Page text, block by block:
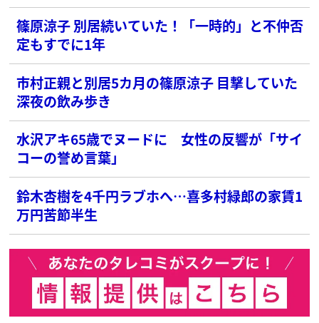
篠原涼子 別居続いていた！「一時的」と不仲否
定もすでに1年
市村正親と別居5カ月の篠原涼子 目撃していた
深夜の飲み歩き
水沢アキ65歳でヌードに 女性の反響が「サイ
コーの誉め言葉」
鈴木杏樹を4千円ラブホへ…喜多村緑郎の家賃1
万円苦節半生